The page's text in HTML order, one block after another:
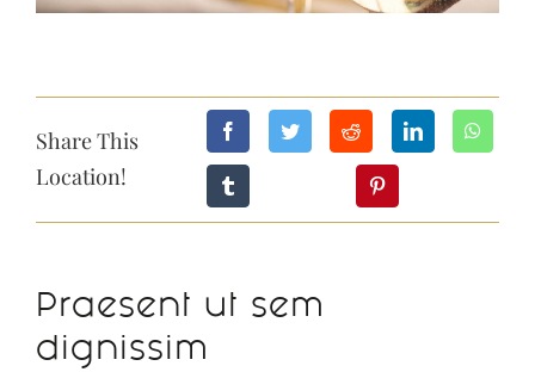
Share This
Location!
Praesent ut sem
dignissim